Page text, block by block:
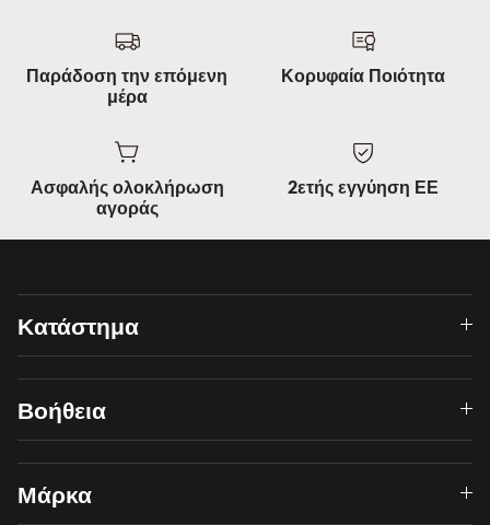
Παράδοση την επόμενη
μέρα
Κορυφαία Ποιότητα
Ασφαλής ολοκλήρωση
αγοράς
2ετής εγγύηση ΕΕ
Κατάστημα
Βοήθεια
Μάρκα